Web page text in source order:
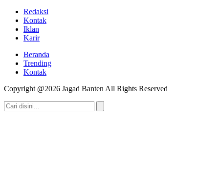
Redaksi
Kontak
Iklan
Karir
Beranda
Trending
Kontak
Copyright @2026 Jagad Banten All Rights Reserved